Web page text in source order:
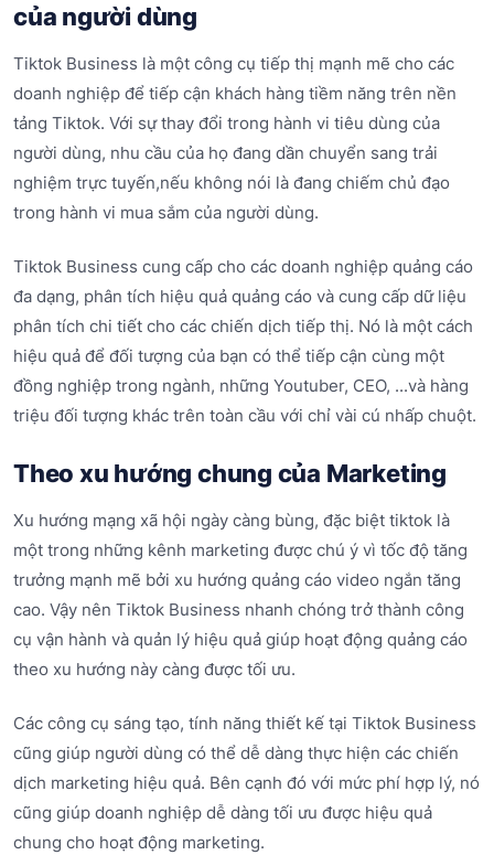
của người dùng
Tiktok Business là một công cụ tiếp thị mạnh mẽ cho các
doanh nghiệp để tiếp cận khách hàng tiềm năng trên nền
tảng Tiktok. Với sự thay đổi trong hành vi tiêu dùng của
người dùng, nhu cầu của họ đang dần chuyển sang trải
nghiệm trực tuyến,nếu không nói là đang chiếm chủ đạo
trong hành vi mua sắm của người dùng.
Tiktok Business cung cấp cho các doanh nghiệp quảng cáo
đa dạng, phân tích hiệu quả quảng cáo và cung cấp dữ liệu
phân tích chi tiết cho các chiến dịch tiếp thị. Nó là một cách
hiệu quả để đối tượng của bạn có thể tiếp cận cùng một
đồng nghiệp trong ngành, những Youtuber, CEO, ...và hàng
triệu đối tượng khác trên toàn cầu với chỉ vài cú nhấp chuột.
Theo xu hướng chung của Marketing
Xu hướng mạng xã hội ngày càng bùng, đặc biệt tiktok là
một trong những kênh marketing được chú ý vì tốc độ tăng
trưởng mạnh mẽ bởi xu hướng quảng cáo video ngắn tăng
cao. Vậy nên Tiktok Business nhanh chóng trở thành công
cụ vận hành và quản lý hiệu quả giúp hoạt động quảng cáo
theo xu hướng này càng được tối ưu.
Các công cụ sáng tạo, tính năng thiết kế tại Tiktok Business
cũng giúp người dùng có thể dễ dàng thực hiện các chiến
dịch marketing hiệu quả. Bên cạnh đó với mức phí hợp lý, nó
cũng giúp doanh nghiệp dễ dàng tối ưu được hiệu quả
chung cho hoạt động marketing.